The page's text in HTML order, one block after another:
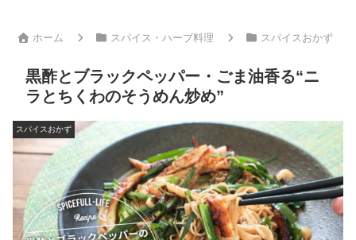
ホーム スパイス・ハーブ料理 スパイスおかず
黒酢とブラックペッパー・ごま油香る“ニ
ラとちくわのそうめん炒め”
スパイスおかず